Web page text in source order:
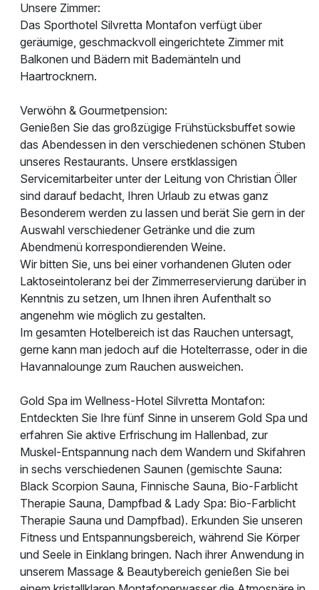
Unsere Zimmer:
Das Sporthotel Silvretta Montafon verfügt über
geräumige, geschmackvoll eingerichtete Zimmer mit
Balkonen und Bädern mit Bademänteln und
Haartrocknern.
Verwöhn & Gourmetpension:
Genießen Sie das großzügige Frühstücksbuffet sowie
das Abendessen in den verschiedenen schönen Stuben
unseres Restaurants. Unsere erstklassigen
Servicemitarbeiter unter der Leitung von Christian Öller
sind darauf bedacht, Ihren Urlaub zu etwas ganz
Besonderem werden zu lassen und berät Sie gern in der
Auswahl verschiedener Getränke und die zum
Abendmenü korrespondierenden Weine.
Wir bitten Sie, uns bei einer vorhandenen Gluten oder
Laktoseintoleranz bei der Zimmerreservierung darüber in
Kenntnis zu setzen, um Ihnen ihren Aufenthalt so
angenehm wie möglich zu gestalten.
Im gesamten Hotelbereich ist das Rauchen untersagt,
gerne kann man jedoch auf die Hotelterrasse, oder in die
Havannalounge zum Rauchen ausweichen.
Gold Spa im Wellness-Hotel Silvretta Montafon:
Entdeckten Sie Ihre fünf Sinne in unserem Gold Spa und
erfahren Sie aktive Erfrischung im Hallenbad, zur
Muskel-Entspannung nach dem Wandern und Skifahren
in sechs verschiedenen Saunen (gemischte Sauna:
Black Scorpion Sauna, Finnische Sauna, Bio-Farblicht
Therapie Sauna, Dampfbad & Lady Spa: Bio-Farblicht
Therapie Sauna und Dampfbad). Erkunden Sie unseren
Fitness und Entspannungsbereich, während Sie Körper
und Seele in Einklang bringen. Nach ihrer Anwendung in
unserem Massage & Beautybereich genießen Sie bei